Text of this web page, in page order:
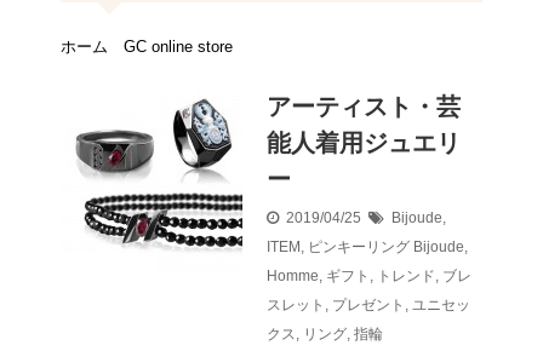
ホーム GC online store
アーティスト・芸
能人着用ジュエリ
ー
2019/04/25 Bijoude,
ITEM, ピンキーリング Bijoude,
Homme, ギフト , トレンド, ブレ
スレット , プレゼント , ユニセッ
クス, リング, 指輪